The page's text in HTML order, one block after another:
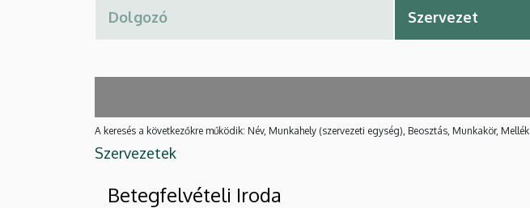
A keresés a következőkre működik: Név, Munkahely (szervezeti egység), Beosztás, Munkakör, Mellék
Szervezetek
Betegfelvételi Iroda